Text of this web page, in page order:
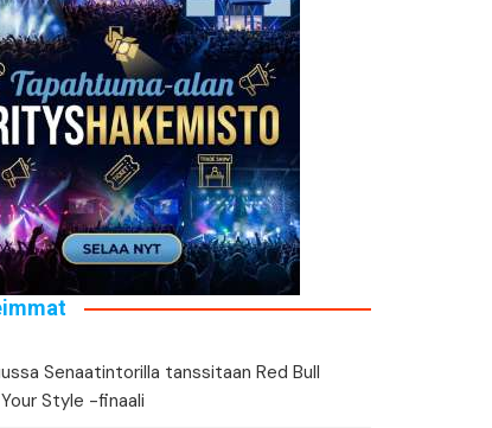
Senaatintorilla tanssitaan Red Bull
Style -finaali